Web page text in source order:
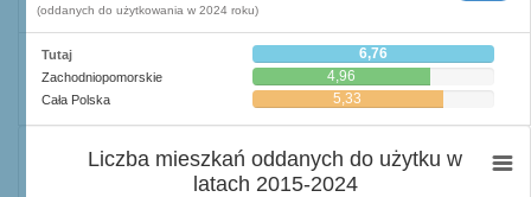
(oddanych do użytkowania w 2024 roku)
Tutaj 6,76
Zachodniopomorskie 4,96
Cała Polska 5,33
Liczba mieszkań oddanych do użytku w
latach 2015-2024